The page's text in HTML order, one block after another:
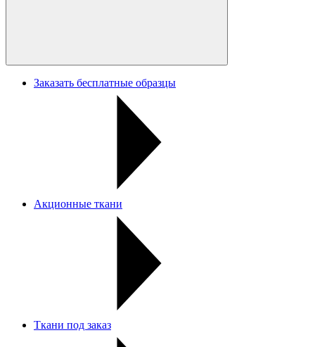
Заказать бесплатные образцы
Акционные ткани
Ткани под заказ